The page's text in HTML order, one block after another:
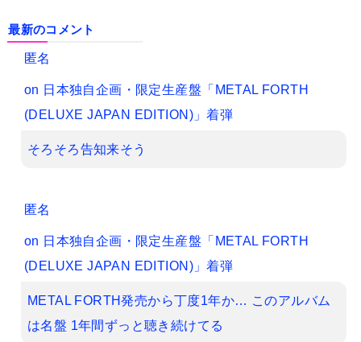
最新のコメント
匿名
on 日本独自企画・限定生産盤「METAL FORTH
(DELUXE JAPAN EDITION)」着弾
そろそろ告知来そう
匿名
on 日本独自企画・限定生産盤「METAL FORTH
(DELUXE JAPAN EDITION)」着弾
METAL FORTH発売から丁度1年か… このアルバム
は名盤 1年間ずっと聴き続けてる